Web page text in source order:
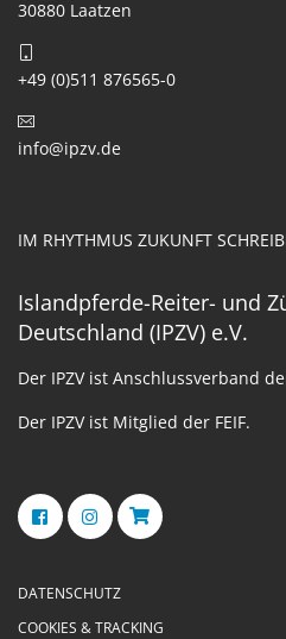
30880 Laatzen
+49 (0)511 876565-0
info@ipzv.de
IM RHYTHMUS ZUKUNFT
Islandpferde-Reiter- und
Deutschland (IPZV) e.V.
Der IPZV ist Anschlussverband
Der IPZV ist Mitglied der FEIF.
DATENSCHUTZ
COOKIES & TRACKING